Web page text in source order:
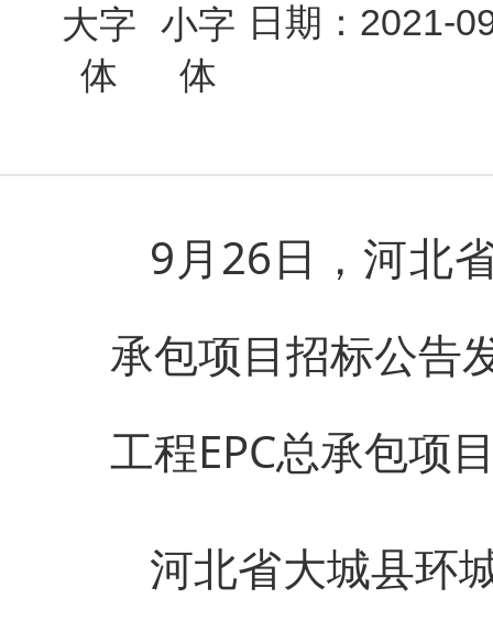
日期：
9月26日，河北
承包项目招标公告
工程EPC总承包项
河北省大城县环